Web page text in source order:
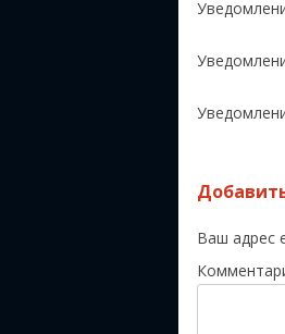
Ваш адрес